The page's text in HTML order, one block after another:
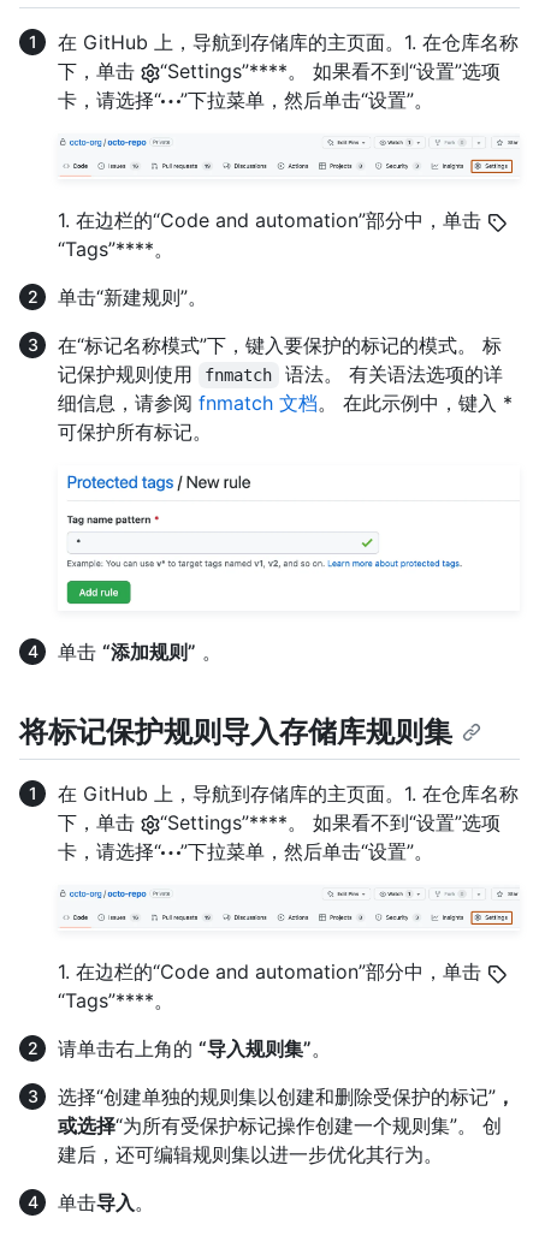
在 GitHub 上，导航到存储库的主页面。1. 在仓库名称
下，单击
“Settings”****。 如果看不到“设置”选项
卡，请选择“
”下拉菜单，然后单击“设置”。
1. 在边栏的“Code and automation”部分中，单击
“Tags”****。
单击“新建规则”。
在“标记名称模式”下，键入要保护的标记的模式。 标
记保护规则使用
fnmatch
语法。 有关语法选项的详
细信息，请参阅 fnmatch 文档。 在此示例中，键入 *
可保护所有标记。
单击 “添加规则” 。
将标记保护规则导入存储库规则集
在 GitHub 上，导航到存储库的主页面。1. 在仓库名称
下，单击
“Settings”****。 如果看不到“设置”选项
卡，请选择“
”下拉菜单，然后单击“设置”。
1. 在边栏的“Code and automation”部分中，单击
“Tags”****。
请单击右上角的 “导入规则集”。
选择“创建单独的规则集以创建和删除受保护的标记” ，
或选择“为所有受保护标记操作创建一个规则集”。 创
建后，还可编辑规则集以进一步优化其行为。
单击导入。